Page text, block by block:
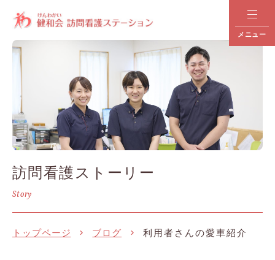
メニュー
訪問看護ストーリー
Story
トップページ ブログ 利用者さんの愛車紹介